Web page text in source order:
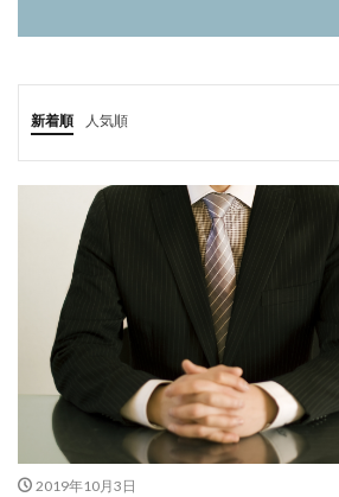
新着順 人気順
2019年10月3日